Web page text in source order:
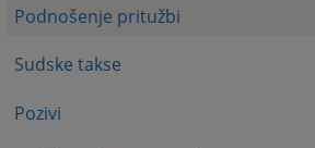
Podnošenje pritužbi
Sudske takse
Pozivi